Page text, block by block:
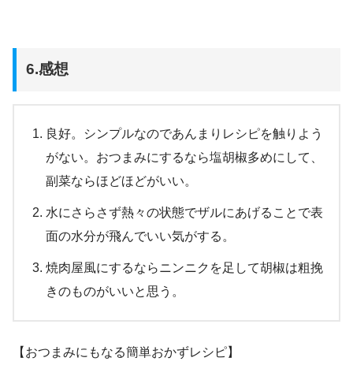
6.感想
良好。シンプルなのであんまりレシピを触りよう
がない。おつまみにするなら塩胡椒多めにして、
副菜ならほどほどがいい。
水にさらさず熱々の状態でザルにあげることで表
面の水分が飛んでいい気がする。
焼肉屋風にするならニンニクを足して胡椒は粗挽
きのものがいいと思う。
【おつまみにもなる簡単おかずレシピ】